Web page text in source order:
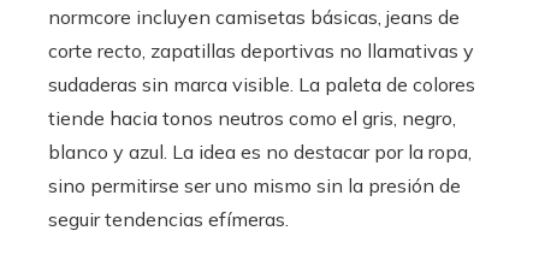
normcore incluyen camisetas básicas, jeans de
corte recto, zapatillas deportivas no llamativas y
sudaderas sin marca visible. La paleta de colores
tiende hacia tonos neutros como el gris, negro,
blanco y azul. La idea es no destacar por la ropa,
sino permitirse ser uno mismo sin la presión de
seguir tendencias efímeras.